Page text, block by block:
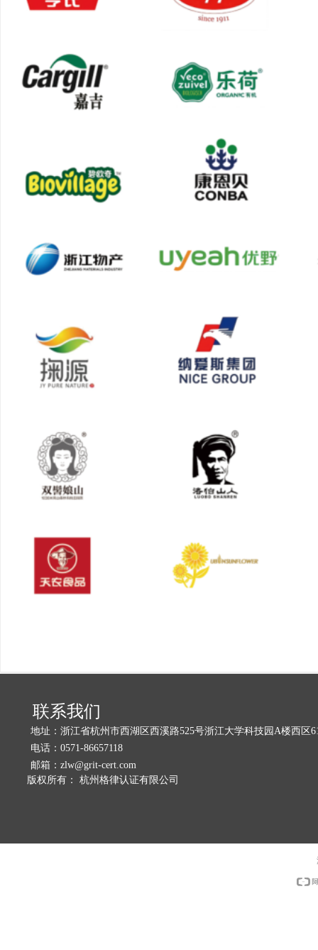
联系我们
地址： 浙江省杭州市西湖区西溪路525号浙江大学科技园A楼西区
电话： 0571-86657118
邮箱： zlw@grit-cert.com
版权所有：
杭州格律认证有限公司